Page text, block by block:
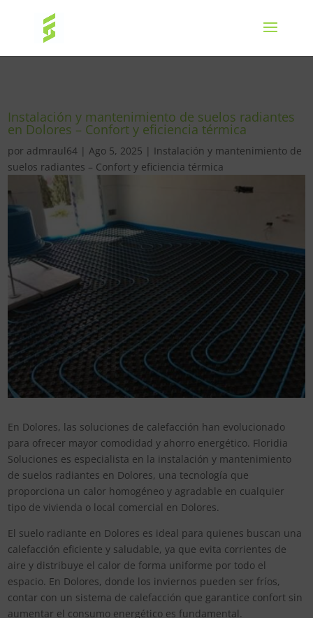
Instalación y mantenimiento de suelos radiantes
en Dolores – Confort y eficiencia térmica
por admraul64 |Ago 5, 2025 | Instalación y mantenimiento de
suelos radiantes – Confort y eficiencia térmica
En Dolores, las soluciones de calefacción han evolucionado
para ofrecer mayor comodidad y ahorro energético. Floridia
Soluciones es especialista en la instalación y mantenimiento
de suelos radiantes en Dolores, una tecnología que
proporciona un calor homogéneo y agradable en cualquier
tipo de vivienda o local comercial en Dolores.
El suelo radiante en Dolores es ideal para quienes buscan una
calefacción eficiente y saludable, ya que evita corrientes de
aire y distribuye el calor de forma uniforme por todo el
espacio. En Dolores, donde los inviernos pueden ser fríos,
contar con un sistema de calefacción que garantice confort sin
aumentar el consumo energético es fundamental.